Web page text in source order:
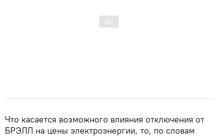
Что касается возможного влияния отключения от
БРЭЛЛ на цены электроэнергии, то, по словам